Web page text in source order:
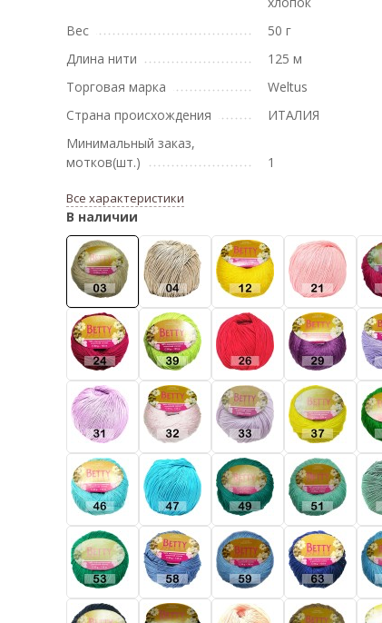
Вес
50 г
Длина нити
125 м
Торговая марка
Weltus
Страна происхождения
ИТАЛИЯ
Минимальный заказ,
мотков(шт.)
1
Все характеристики
В наличии